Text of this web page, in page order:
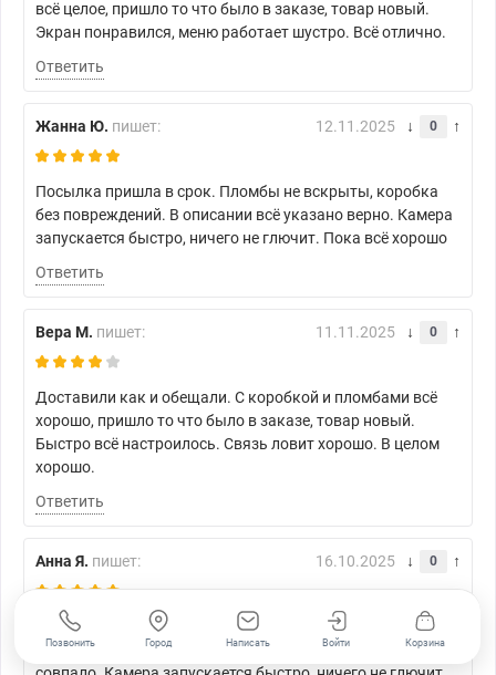
всё целое, пришло то что было в заказе, товар новый.
Экран понравился, меню работает шустро. Всё отлично.
Ответить
Жанна Ю. пишет: 12.11.2025 0
Посылка пришла в срок. Пломбы не вскрыты, коробка
без повреждений. В описании всё указано верно. Камера
запускается быстро, ничего не глючит. Пока всё хорошо
Ответить
Вера М. пишет: 11.11.2025 0
Доставили как и обещали. С коробкой и пломбами всё
хорошо, пришло то что было в заказе, товар новый.
Быстро всё настроилось. Связь ловит хорошо. В целом
хорошо.
Ответить
Анна Я. пишет: 16.10.2025 0
Заказ пришёл без задержек, статус обновлялся. Коробка
целая, это порадовало. По модели и комплектации всё
Позвонить Город Написать Войти Корзина